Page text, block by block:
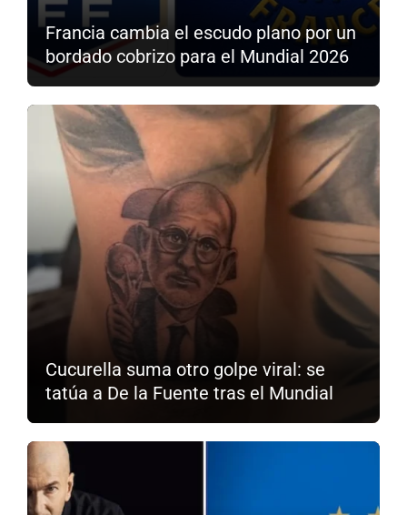
Francia cambia el escudo plano por un
bordado cobrizo para el Mundial 2026
Cucurella suma otro golpe viral: se
tatúa a De la Fuente tras el Mundial